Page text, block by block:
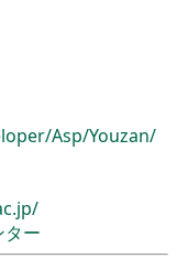
Asp/Youzan/
ター